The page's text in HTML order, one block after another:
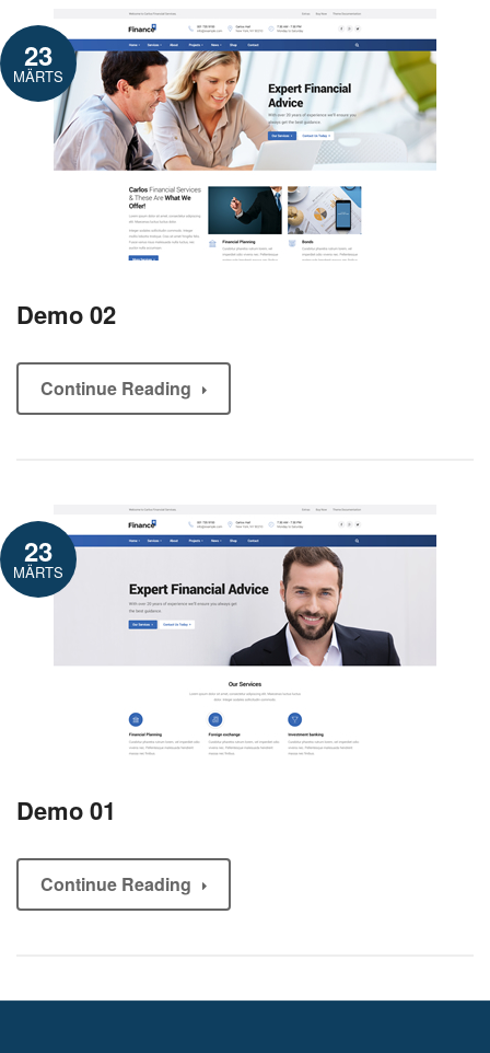
23
MÄRTS
Demo 02
Continue Reading
23
MÄRTS
Demo 01
Continue Reading